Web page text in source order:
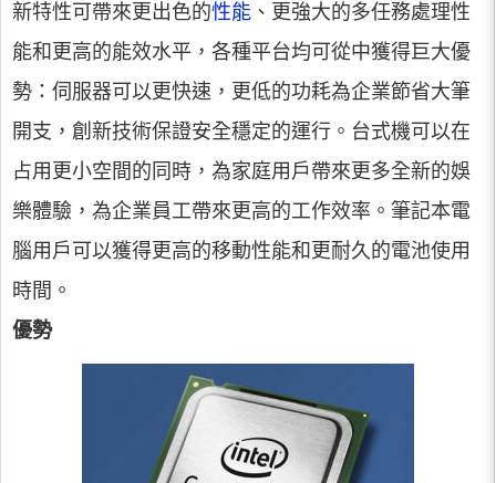
新特性可帶來更出色的性能 、更強大的多任務處理性
能和更高的能效水平，各種平台均可從中獲得巨大優
勢：伺服器可以更快速，更低的功耗為企業節省大筆
開支，創新技術保證安全穩定的運行。台式機可以在
占用更小空間的同時，為家庭用戶帶來更多全新的娛
樂體驗，為企業員工帶來更高的工作效率。筆記本電
腦用戶可以獲得更高的移動性能和更耐久的電池使用
時間。
優勢